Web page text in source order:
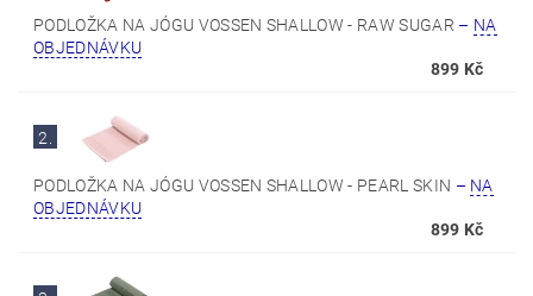
PODLOŽKA NA JÓGU VOSSEN SHALLOW - RAW SUGAR – NA
OBJEDNÁVKU
899 Kč
2.
PODLOŽKA NA JÓGU VOSSEN SHALLOW - PEARL SKIN – NA
OBJEDNÁVKU
899 Kč